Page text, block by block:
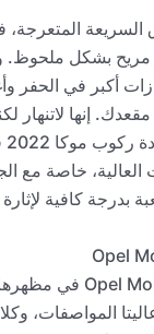
السريعة المتعرجة،
فهو مريح بشكل
أكبر في الحفر
إنها لاتنهار
بدرجة كافية